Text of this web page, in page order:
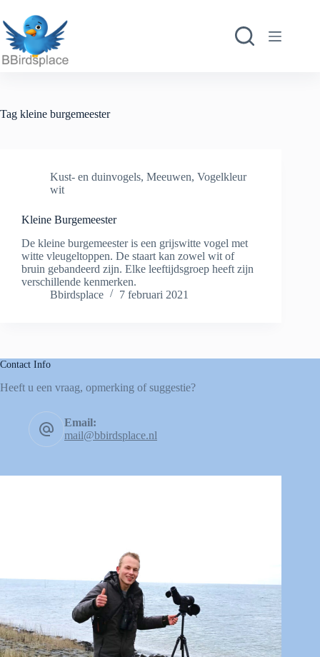
naar
de
inhoud
Tag kleine burgemeester
Kust- en duinvogels, Meeuwen, Vogelkleur
wit
Kleine Burgemeester
De kleine burgemeester is een grijswitte vogel met
witte vleugeltoppen. De staart kan zowel wit of
bruin gebandeerd zijn. Elke leeftijdsgroep heeft zijn
verschillende kenmerken.
Bbirdsplace
7 februari 2021
Contact Info
Heeft u een vraag, opmerking of suggestie?
Email:
mail@bbirdsplace.nl